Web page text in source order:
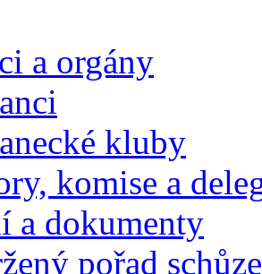
a orgány
kluby
komise a
a dokumenty
pořad schůze